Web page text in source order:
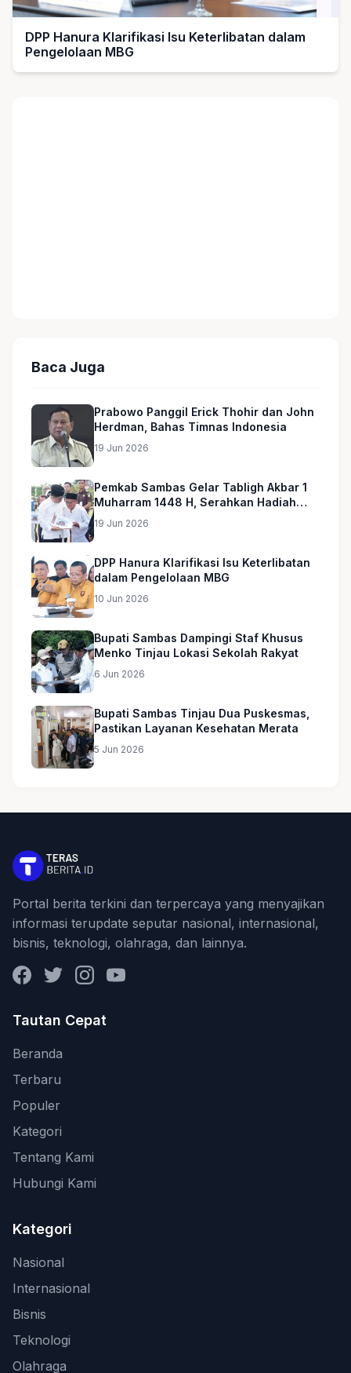
DPP Hanura Klarifikasi Isu Keterlibatan dalam
Pengelolaan MBG
Baca Juga
Prabowo Panggil Erick Thohir dan John
Herdman, Bahas Timnas Indonesia
19 Jun 2026
Pemkab Sambas Gelar Tabligh Akbar 1
Muharram 1448 H, Serahkan Hadiah
Umroh untuk Guru Ngaji dan Imam
19 Jun 2026
DPP Hanura Klarifikasi Isu Keterlibatan
dalam Pengelolaan MBG
10 Jun 2026
Bupati Sambas Dampingi Staf Khusus
Menko Tinjau Lokasi Sekolah Rakyat
6 Jun 2026
Bupati Sambas Tinjau Dua Puskesmas,
Pastikan Layanan Kesehatan Merata
5 Jun 2026
Portal berita terkini dan terpercaya yang menyajikan
informasi terupdate seputar nasional, internasional,
bisnis, teknologi, olahraga, dan lainnya.
FacebookTwitterInstagramYouTube
Tautan Cepat
Beranda
Terbaru
Populer
Kategori
Tentang Kami
Hubungi Kami
Kategori
Nasional
Internasional
Bisnis
Teknologi
Olahraga